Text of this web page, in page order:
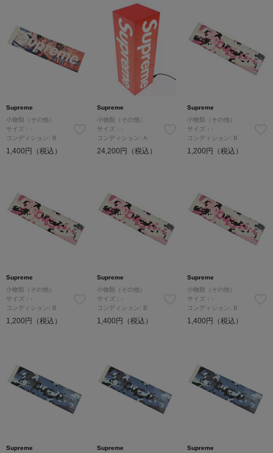
Supreme
小物類（その他）
サイズ：-
コンディション: B
1,400円（税込）
Supreme
小物類（その他）
サイズ：-
コンディション: A
24,200円（税込）
Supreme
小物類（その他）
サイズ：-
コンディション: B
1,200円（税込）
Supreme
小物類（その他）
サイズ：-
コンディション: B
1,200円（税込）
Supreme
小物類（その他）
サイズ：-
コンディション: B
1,400円（税込）
Supreme
小物類（その他）
サイズ：-
コンディション: B
1,400円（税込）
Supreme
Supreme
Supreme